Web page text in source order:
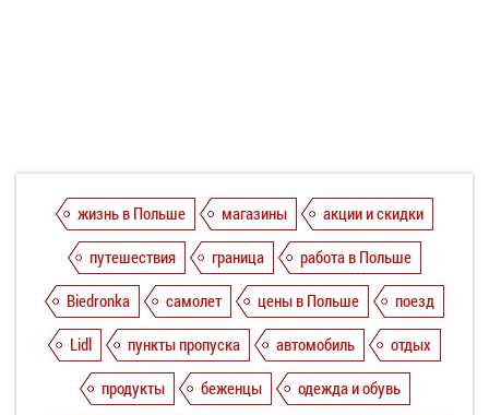
жизнь в Польше магазины
акции и скидки
путешествия
граница
работа в Польше
Biedronka
самолет цены в Польше
поезд
Lidl
пункты пропуска автомобиль
отдых
продукты
беженцы
одежда и обувь